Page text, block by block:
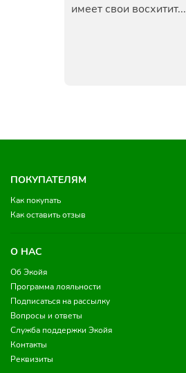
имеет свои восхитит...
ПОКУПАТЕЛЯМ
Как покупать
Как оставить отзыв
О НАС
Об Экойя
Программа лояльности
Подписаться на рассылку
Вопросы и ответы
Служба поддержки Экойя
Контакты
Реквизиты